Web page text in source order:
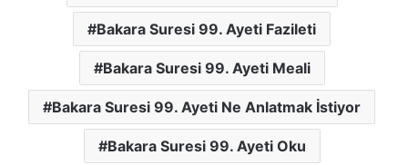
Bakara Suresi 99. Ayeti Fazileti
Bakara Suresi 99. Ayeti Meali
Bakara Suresi 99. Ayeti Ne Anlatmak İstiyor
Bakara Suresi 99. Ayeti Oku